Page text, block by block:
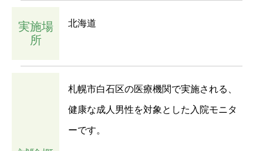
実施場
所
北海道
札幌市白石区の医療機関で実施される、
健康な成人男性を対象とした入院モニタ
ーです。